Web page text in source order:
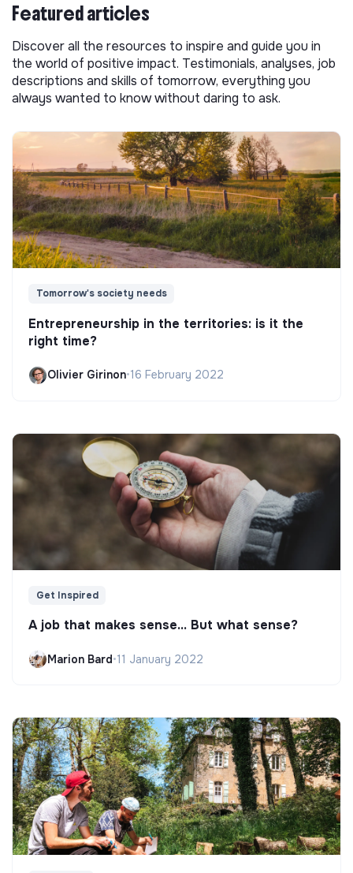
Featured articles
Discover all the resources to inspire and guide you in
the world of positive impact. Testimonials, analyses, job
descriptions and skills of tomorrow, everything you
always wanted to know without daring to ask.
Tomorrow's society needs
Entrepreneurship in the territories: is it the
right time?
Olivier Girinon•16 February 2022
Get Inspired
A job that makes sense... But what sense?
Marion Bard•11 January 2022